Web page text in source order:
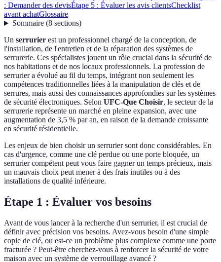
: Demander des devisÉtape 5 : Évaluer les avis clientsChecklist
avant achatGlossaire
Sommaire(8 sections)
Un serrurier est un professionnel chargé de la conception, de
l'installation, de l'entretien et de la réparation des systèmes de
serrurerie. Ces spécialistes jouent un rôle crucial dans la sécurité de
nos habitations et de nos locaux professionnels. La profession de
serrurier a évolué au fil du temps, intégrant non seulement les
compétences traditionnelles liées à la manipulation de clés et de
serrures, mais aussi des connaissances approfondies sur les systèmes
de sécurité électroniques. Selon UFC-Que Choisir, le secteur de la
serrurerie représente un marché en pleine expansion, avec une
augmentation de 3,5 % par an, en raison de la demande croissante
en sécurité résidentielle.
Les enjeux de bien choisir un serrurier sont donc considérables. En
cas d'urgence, comme une clé perdue ou une porte bloquée, un
serrurier compétent peut vous faire gagner un temps précieux, mais
un mauvais choix peut mener à des frais inutiles ou à des
installations de qualité inférieure.
Étape 1 : Évaluer vos besoins
Avant de vous lancer à la recherche d'un serrurier, il est crucial de
définir avec précision vos besoins. Avez-vous besoin d'une simple
copie de clé, ou est-ce un problème plus complexe comme une porte
fracturée ? Peut-être cherchez-vous à renforcer la sécurité de votre
maison avec un système de verrouillage avancé ?